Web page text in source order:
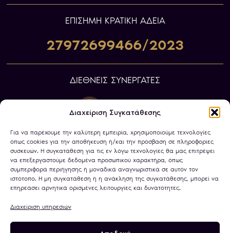
Διαχείριση Συγκατάθεσης
Για να παρέχουμε την καλύτερη εμπειρία, χρησιμοποιούμε τεχνολογίες
όπως cookies για την αποθήκευση ή/και την πρόσβαση σε πληροφορίες
συσκευών. Η συγκατάθεση για τις εν λόγω τεχνολογίες θα μας επιτρέψει
να επεξεργαστούμε δεδομένα προσωπικού χαρακτήρα, όπως
συμπεριφορά περιήγησης ή μοναδικά αναγνωριστικά σε αυτόν τον
ιστότοπο. Η μη συγκατάθεση ή η ανάκληση της συγκατάθεσης, μπορεί να
επηρεάσει αρνητικά ορισμένες λειτουργίες και δυνατότητες.
Διαχείριση υπηρεσιών
ΕΠIΣΗΜΗ ΚΡΑΤΙΚΗ ΑΔΕΙΑ
27972699466/2023
ΔΙΕΘΝΕΙΣ ΣΥΝΕΡΓΑΤΕΣ